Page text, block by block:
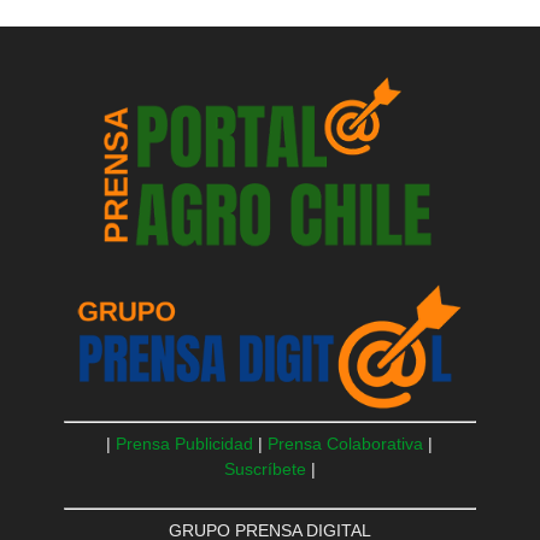
| Prensa Publicidad | Prensa Colaborativa |
Suscríbete |
GRUPO PRENSA DIGITAL